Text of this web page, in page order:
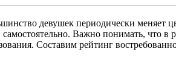
девушек периодически меняет
Важно понимать, что в
Составим рейтинг